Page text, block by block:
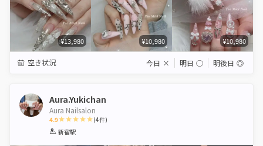
¥13,980 ¥10,980 ¥10,980
空き状況 今日 × 明日 ◯ 明後日 ◎
Aura.Yukichan
Aura Nailsalon
4.9
1 2 3
(4件)
新宿駅